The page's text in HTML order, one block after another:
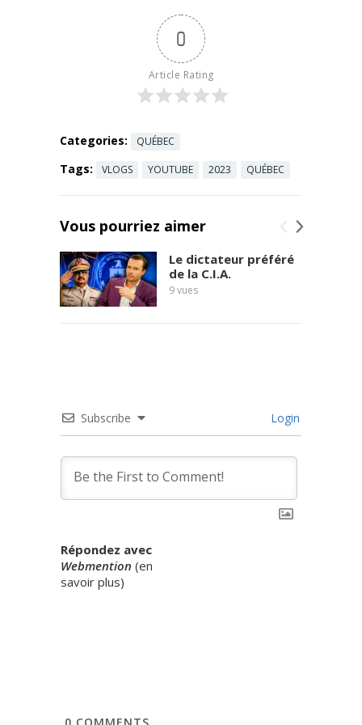
Rivières,
infirmières
0
Article Rating
Categories: QUÉBEC
Tags: VLOGS YOUTUBE 2023 QUÉBEC
Vous pourriez aimer
Le dictateur préféré
de la C.I.A.
9vues
Subscribe Login
Répondez avec
Webmention (en
savoir plus)